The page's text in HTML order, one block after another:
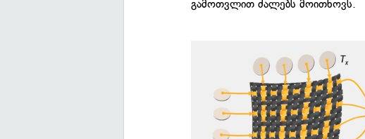
გამოთვლით ძალებს მოითხოვს.